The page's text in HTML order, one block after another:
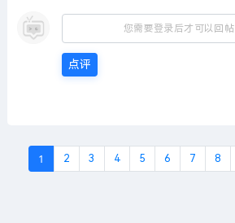
您需要登录后才可以回帖
点评
1 2 3 4 5 6 7 8